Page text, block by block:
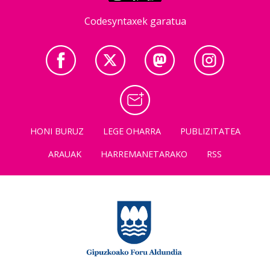
Codesyntaxek garatua
HONI BURUZ LEGE OHARRA
PUBLIZITATEA
ARAUAK
HARREMANETARAKO RSS